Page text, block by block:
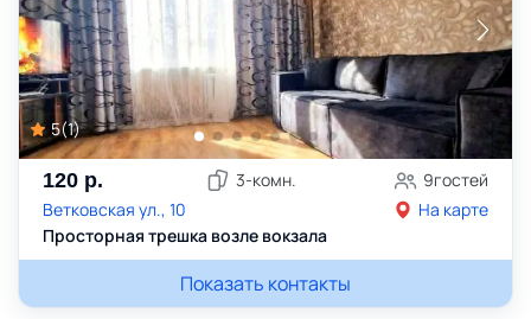
5(1)
120 р. 3-комн. 9гостей
Ветковская ул., 10
На карте
Просторная трешка возле вокзала
Показать контакты